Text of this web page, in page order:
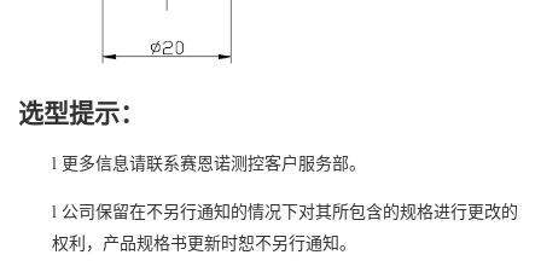
选型提示：
l 更多信息请联系赛恩诺测控客户服务部。
l 公司保留在不另行通知的情况下对其所包含的规格进行更改的
权利，产品规格书更新时恕不另行通知。